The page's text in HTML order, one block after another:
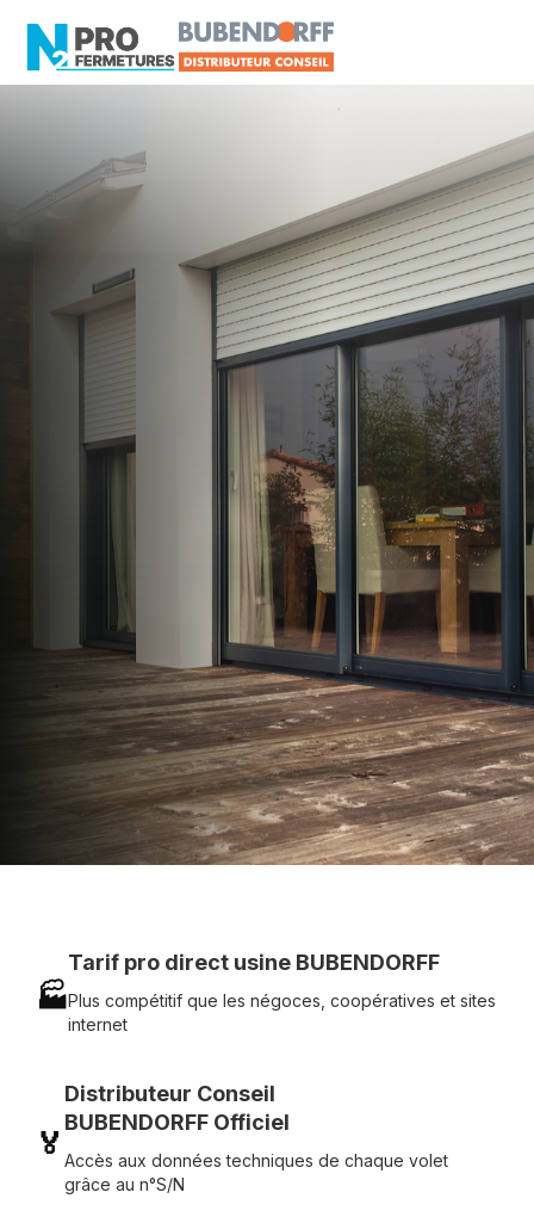
LOIRE-ATLANTIQUE -
Volet roulant
Aigrefeuille-sur-Maine
Artisan, Menuisier, TPE ou PME proche de
Aigrefeuille-sur-Maine ?
N2PRO Fermetures est votre référent Volet
roulant officiel pour vous apporter : Tarifs directs
usines sans minimum d'achat - Assistance
technique chantier et service réactif avec
07 83 35 69 17
MON DEVIS MOTEUR
Voir tous nos produits
🏭
Tarif pro direct usine BUBENDORFF
Plus compétitif que les négoces, coopératives et sites
internet
🏅
Distributeur Conseil
BUBENDORFF Officiel
Accès aux données techniques de chaque volet
grâce au n°S/N